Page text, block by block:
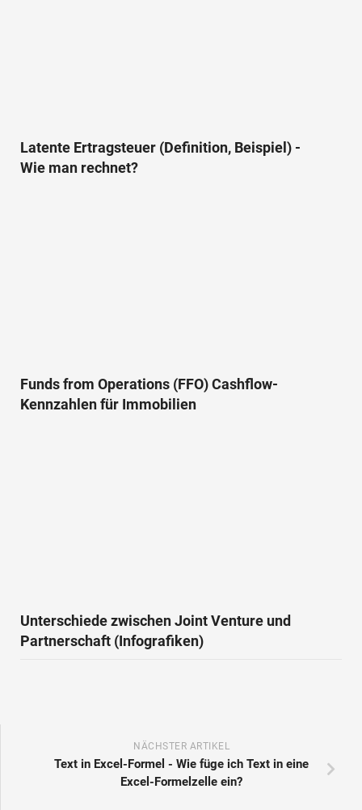
Latente Ertragsteuer (Definition, Beispiel) -
Wie man rechnet?
Funds from Operations (FFO) Cashflow-
Kennzahlen für Immobilien
Unterschiede zwischen Joint Venture und
Partnerschaft (Infografiken)
NÄCHSTER ARTIKEL
Text in Excel-Formel - Wie füge ich Text in eine
Excel-Formelzelle ein?